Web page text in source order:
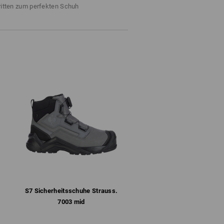
geschlossener Laschenkonstruktion
mit Funktionssocken. Baumwollsocken
hingegen transportieren die
Dort greift im nächsten Schritt die
Feuchtigkeit aus dem Schuh raus
Schuhe wirkt also nur mit
zum perfekten Schuh
S7 Sicherheits­schuhe Strauss.​
7003 mid